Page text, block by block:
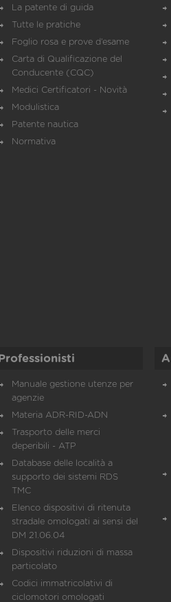
La patente di guida
Tutte le pratiche
Foglio rosa e prove d’esame
Carta di Qualificazione del
Conducente (CQC)
Medici Certificatori - Novità
Modulistica
Patente nautica
Normativa
Professionisti
Manuale gestione utenze per
agenzie
Materia ADR-RID-ADN
Trasporto delle merci
deperibili - ATP
Database delle località a
supporto dei sistemi RDS
TMC
Elenco dispositivi di ritenuta
stradale omologati ai sensi del
DM 21.06.04
Dispositivi riduzioni di massa
particolato
Codici immatricolativi di
ciclomotori omologati